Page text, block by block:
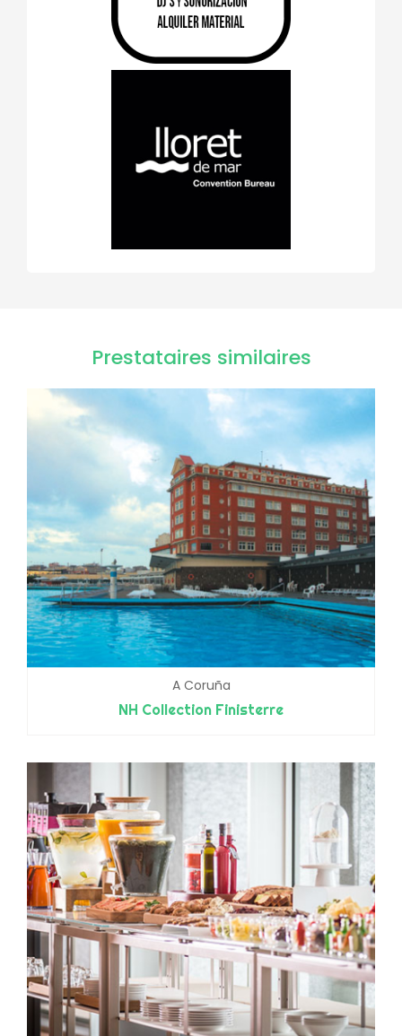
Prestataires similaires
A Coruña
NH Collection Finisterre